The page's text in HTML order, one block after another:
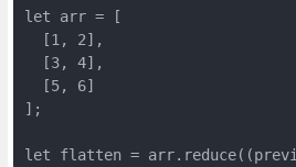
let arr = [
  [1, 2],
  [3, 4],
  [5, 6]
];
let flatten =